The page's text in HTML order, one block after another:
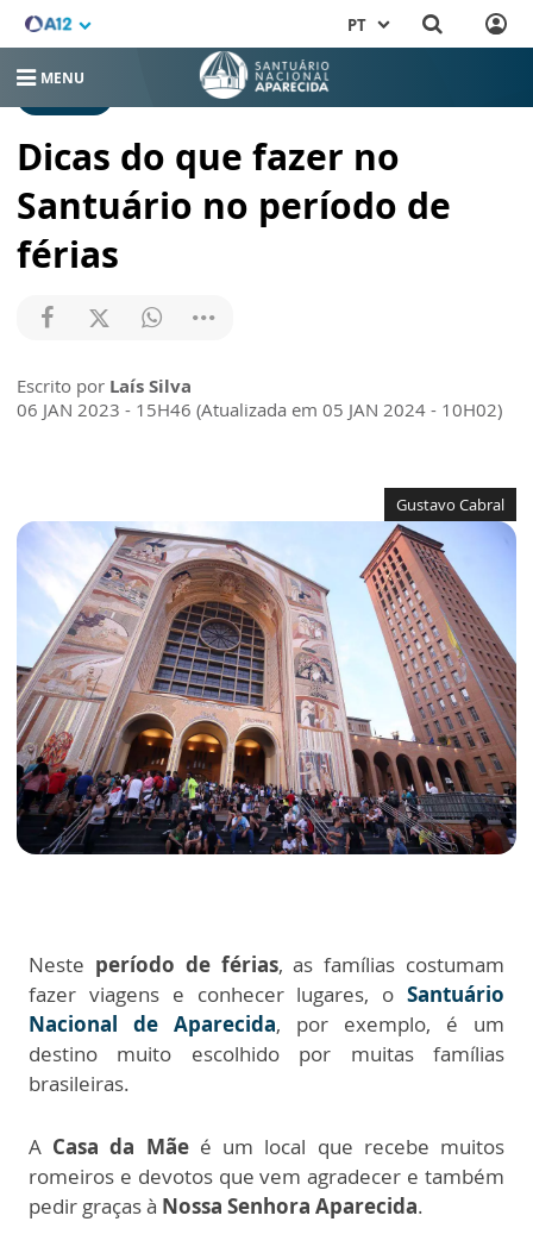
PT
MENU
Dicas do que fazer no
Santuário no período de
férias
Escrito por Laís Silva
06 JAN 2023 - 15H46 (Atualizada em 05 JAN 2024 - 10H02)
Gustavo Cabral
Neste período de férias, as famílias costumam
fazer viagens e conhecer lugares, o Santuário
Nacional de Aparecida, por exemplo, é um
destino muito escolhido por muitas famílias
brasileiras.
A Casa da Mãeé um local que recebe muitos
romeiros e devotos que vem agradecer e também
pedir graças à Nossa Senhora Aparecida.